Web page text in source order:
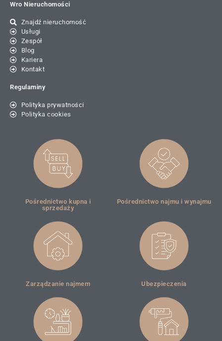
Wro Nieruchomości
Znajdź nieruchomość
Usługi
Zespół
Blog
Kariera
Kontakt
Regulaminy
Polityka prywatności
Polityka cookies
Pośrednictwo kupna i
sprzedaży
Pośrednictwo najmu i wynajmu
Zarządzanie najmem Ubezpieczenia